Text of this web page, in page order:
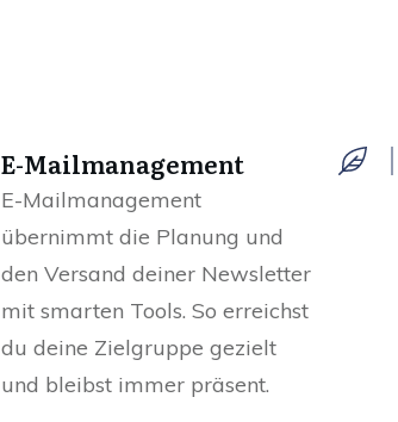
E-Mailmanagement
E-Mailmanagement
übernimmt die Planung und
den Versand deiner Newsletter
mit smarten Tools. So erreichst
du deine Zielgruppe gezielt
und bleibst immer präsent.